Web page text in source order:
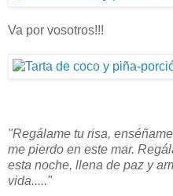
Va por vosotros!!!
"Regálame tu risa,
me pierdo en este mar.
esta noche, llena de paz y
vida....."